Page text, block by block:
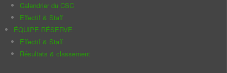
Calendrier du CSC
Effectif & Staff
ÉQUIPE RÉSERVE
Effectif & Staff
Résultats & classement